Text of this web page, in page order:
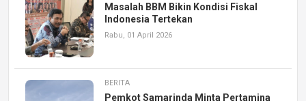
Masalah BBM Bikin Kondisi Fiskal
Indonesia Tertekan
Rabu, 01 April 2026
BERITA
Pemkot Samarinda Minta Pertamina